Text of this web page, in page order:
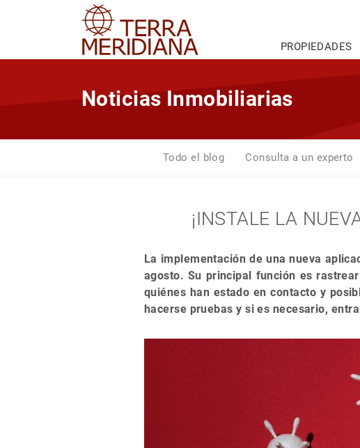
PROPIEDADES
Noticias Inmobiliarias
Todo el blog Consulta a un experto
¡INSTALE LA
La implementación de una nueva
agosto. Su principal función es
quiénes han estado en contacto y
hacerse pruebas y si es necesario,